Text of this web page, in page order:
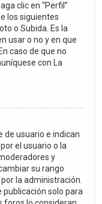
clic en “Perfil”
los siguientes
o Subida. Es la
usar o no y en que
caso de que no
con La
de usuario e indican
el usuario o la
y
su rango
la administración.
publicación solo para